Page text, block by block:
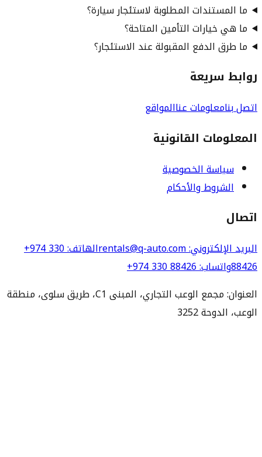
ما المستندات المطلوبة لاستئجار سيارة؟
ما هي خيارات التأمين المتاحة؟
ما طرق الدفع المقبولة عند الاستئجار؟
روابط سريعة
اتصل بنامعلومات عناالمواقع
المعلومات القانونية
سياسة الخصوصية
الشروط والأحكام
اتصال
البريد الإلكتروني: rentals@q-auto.com الهاتف:
+974 330
88426واتساب:
+974 330 88426
العنوان: مجمع الوعب التجاري، المبنى C1، طريق سلوى، منطقة
الوعب، الدوحة 3252